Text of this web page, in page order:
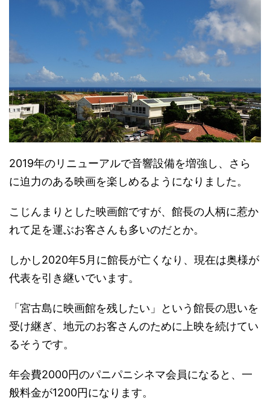
2019年のリニューアルで音響設備を増強し、 さら
に迫力のある映画を楽しめるようになりました。
こじんまりとした映画館ですが、 館長の人柄に惹か
れて足を運ぶお客さんも多いのだとか。
しかし2020年5月に館長が亡くなり、 現在は奥様が
代表を引き継いでいます。
「宮古島に映画館を残したい」という館長の思いを
受け継ぎ、 地元のお客さんのために上映を続けてい
るそうです。
年会費2000円のパニパニシネマ会員になると、 一
般料金が1200円になります。